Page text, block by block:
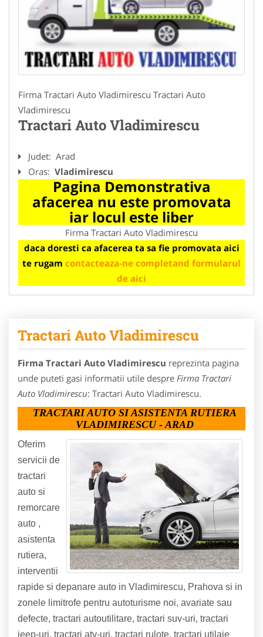
Firma Tractari Auto Vladimirescu Tractari Auto
Vladimirescu
Tractari Auto Vladimirescu
Judet: Arad
Oras: Vladimirescu
Pagina Demonstrativa
afacerea nu este promovata
iar locul este liber
Firma Tractari Auto Vladimirescu
daca doresti ca afacerea ta sa fie promovata aici
te rugam contacteaza-ne completand formularul
de aici
Tractari Auto Vladimirescu
Firma Tractari Auto Vladimirescu reprezinta pagina
unde puteti gasi informatii utile despre Firma Tractari
Auto Vladimirescu: Tractari Auto Vladimirescu.
TRACTARI AUTO SI ASISTENTA RUTIERA
VLADIMIRESCU - ARAD
Oferim
servicii de
tractari
auto si
remorcare
auto ,
asistenta
rutiera,
interventii
rapide si depanare auto in Vladimirescu, Prahova si in
zonele limitrofe pentru autoturisme noi, avariate sau
defecte, tractari autoutilitare, tractari suv-uri, tractari
jeep-uri, tractari atv-uri, tractari rulote, tractari utilaje